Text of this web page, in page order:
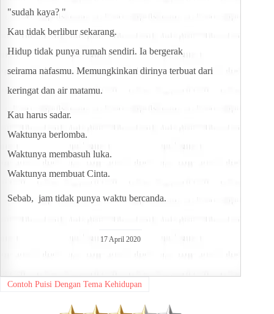
"sudah kaya? "
Kau tidak berlibur sekarang.
Hidup tidak punya rumah sendiri. Ia bergerak
seirama nafasmu. Memungkinkan dirinya terbuat dari
keringat dan air matamu.
Kau harus sadar.
Waktunya berlomba.
Waktunya membasuh luka.
Waktunya membuat Cinta.
Sebab,  jam tidak punya waktu bercanda.
17 April 2020
Contoh Puisi Dengan Tema Kehidupan